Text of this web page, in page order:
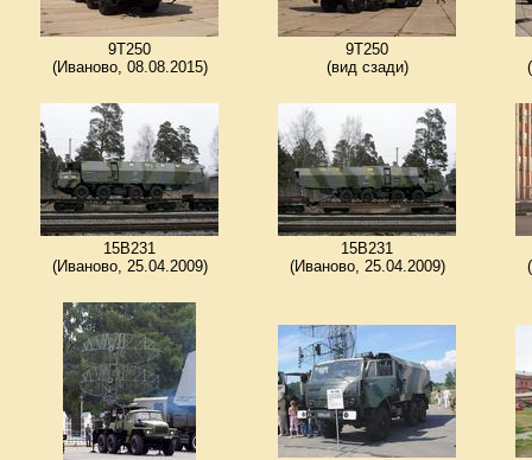
9Т250
(Иваново, 08.08.2015)
9Т250
(вид сзади)
15В231
(Иваново, 25.04.2009)
15В231
(Иваново, 25.04.2009)